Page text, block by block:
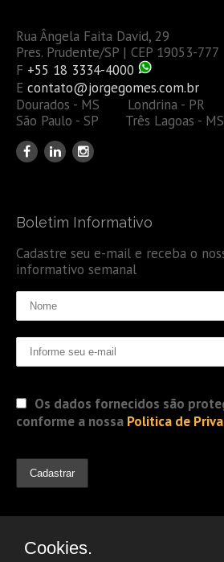
Rua Ângela Faita David, 29
Pres. Prudente/SP | CEP 19053-777
F +55 18 3334-4000
E contato@jorgegomes.com.br
Dourados - MS Londrina - PR
São Paulo - SP Três Lagoas - MS
Boletim Informativo
Cadastre seu e-mail e receba o
informativo semanal
Os dados fornecidos são
conforme a nossa Politica de
Cookies.